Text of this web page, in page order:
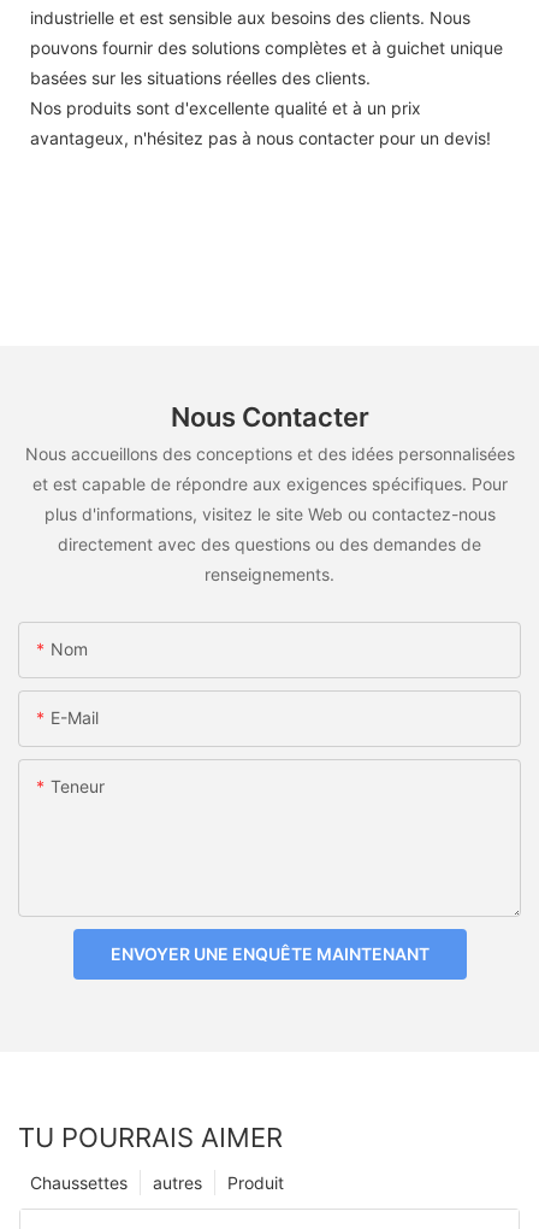
industrielle et est sensible aux besoins des clients. Nous
pouvons fournir des solutions complètes et à guichet unique
basées sur les situations réelles des clients.
Nos produits sont d'excellente qualité et à un prix
avantageux, n'hésitez pas à nous contacter pour un devis!
Nous Contacter
Nous accueillons des conceptions et des idées personnalisées
et est capable de répondre aux exigences spécifiques. Pour
plus d'informations, visitez le site Web ou contactez-nous
directement avec des questions ou des demandes de
renseignements.
Nom
E-Mail
Teneur
ENVOYER UNE ENQUÊTE MAINTENANT
TU POURRAIS AIMER
Produit
autres
Chaussettes